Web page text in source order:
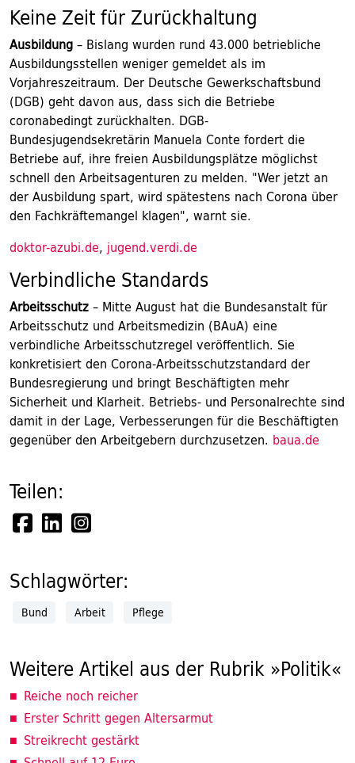
Keine Zeit für Zurückhaltung
Ausbildung– Bislang wurden rund 43.000 betriebliche
Ausbildungsstellen weniger gemeldet als im
Vorjahreszeitraum. Der Deutsche Gewerkschaftsbund
(DGB) geht davon aus, dass sich die Betriebe
coronabedingt zurückhalten. DGB-
Bundesjugendsekretärin Manuela Conte fordert die
Betriebe auf, ihre freien Ausbildungsplätze möglichst
schnell den Arbeitsagenturen zu melden. "Wer jetzt an
der Ausbildung spart, wird spätestens nach Corona über
den Fachkräftemangel klagen", warnt sie.
doktor-azubi.de, jugend.verdi.de
Verbindliche Standards
Arbeitsschutz– Mitte August hat die Bundesanstalt für
Arbeitsschutz und Arbeitsmedizin (BAuA) eine
verbindliche Arbeitsschutzregel veröffentlich. Sie
konkretisiert den Corona-Arbeitsschutzstandard der
Bundesregierung und bringt Beschäftigten mehr
Sicherheit und Klarheit. Betriebs- und Personalrechte sind
damit in der Lage, Verbesserungen für die Beschäftigten
gegenüber den Arbeitgebern durchzusetzen. baua.de
Teilen:
Schlagwörter:
Bund Arbeit Pflege
Weitere Artikel aus der Rubrik »Politik«
Reiche noch reicher
Erster Schritt gegen Altersarmut
Streikrecht gestärkt